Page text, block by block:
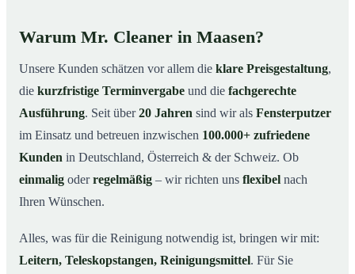
Warum Mr. Cleaner in Maasen?
Unsere Kunden schätzen vor allem die klare Preisgestaltung,
die kurzfristige Terminvergabe und die fachgerechte
Ausführung. Seit über20 Jahren sind wir als Fensterputzer
im Einsatz und betreuen inzwischen 100.000+ zufriedene
Kunden in Deutschland, Österreich & der Schweiz. Ob
einmalig oderregelmäßig – wir richten uns flexibel nach
Ihren Wünschen.
Alles, was für die Reinigung notwendig ist, bringen wir mit:
Leitern, Teleskopstangen, Reinigungsmittel. Für Sie